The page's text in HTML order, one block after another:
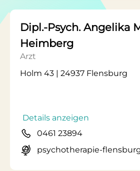
Dipl.-Psych. Angelika
Heimberg
Arzt
Holm 43 | 24937 Flensburg
Details anzeigen
0461 23894
psychotherapie-